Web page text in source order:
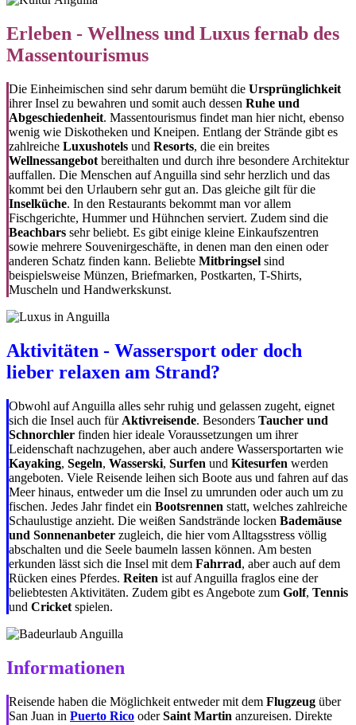
Erleben - Wellness und Luxus fernab des
Massentourismus
Die Einheimischen sind sehr darum bemüht die Ursprünglichkeit
ihrer Insel zu bewahren und somit auch dessen Ruhe und
Abgeschiedenheit. Massentourismus findet man hier nicht, ebenso
wenig wie Diskotheken und Kneipen. Entlang der Strände gibt es
zahlreiche Luxushotels und Resorts, die ein breites
Wellnessangebot bereithalten und durch ihre besondere Architektur
auffallen. Die Menschen auf Anguilla sind sehr herzlich und das
kommt bei den Urlaubern sehr gut an. Das gleiche gilt für die
Inselküche. In den Restaurants bekommt man vor allem
Fischgerichte, Hummer und Hühnchen serviert. Zudem sind die
Beachbars sehr beliebt. Es gibt einige kleine Einkaufszentren
sowie mehrere Souvenirgeschäfte, in denen man den einen oder
anderen Schatz finden kann. Beliebte Mitbringsel sind
beispielsweise Münzen, Briefmarken, Postkarten, T-Shirts,
Muscheln und Handwerkskunst.
Aktivitäten - Wassersport oder doch
lieber relaxen am Strand?
Obwohl auf Anguilla alles sehr ruhig und gelassen zugeht, eignet
sich die Insel auch für Aktivreisende. Besonders Taucher und
Schnorchler finden hier ideale Voraussetzungen um ihrer
Leidenschaft nachzugehen, aber auch andere Wassersportarten wie
Kayaking, Segeln, Wasserski, Surfen und Kitesurfen werden
angeboten. Viele Reisende leihen sich Boote aus und fahren auf das
Meer hinaus, entweder um die Insel zu umrunden oder auch um zu
fischen. Jedes Jahr findet ein Bootsrennen statt, welches zahlreiche
Schaulustige anzieht. Die weißen Sandstrände locken Bademäuse
und Sonnenanbeter zugleich, die hier vom Alltagsstress völlig
abschalten und die Seele baumeln lassen können. Am besten
erkunden lässt sich die Insel mit dem Fahrrad, aber auch auf dem
Rücken eines Pferdes. Reiten ist auf Anguilla fraglos eine der
beliebtesten Aktivitäten. Zudem gibt es Angebote zum Golf, Tennis
und Cricket spielen.
Informationen
Reisende haben die Möglichkeit entweder mit dem Flugzeug über
San Juan in Puerto Rico oderSaint Martin anzureisen. Direkte